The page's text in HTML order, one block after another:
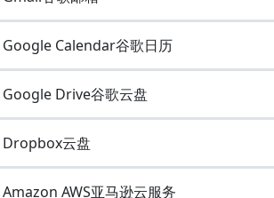
Google Calendar谷歌日历
Google Drive谷歌云盘
Dropbox云盘
Amazon AWS亚马逊云服务